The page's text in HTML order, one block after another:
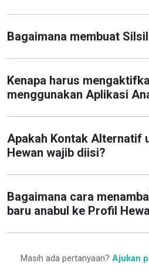
Bagaimana membuat
Kenapa harus
menggunakan Aplikasi
Apakah Kontak Alternatif
Hewan wajib diisi?
Bagaimana cara
baru anabul ke Profil
Masih ada pertanyaan? Ajukan